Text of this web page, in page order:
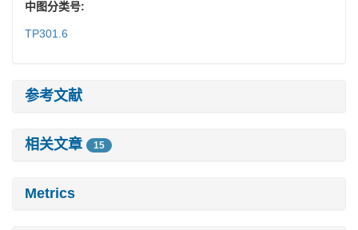
中图分类号:
TP301.6
参考文献
相关文章 15
Metrics